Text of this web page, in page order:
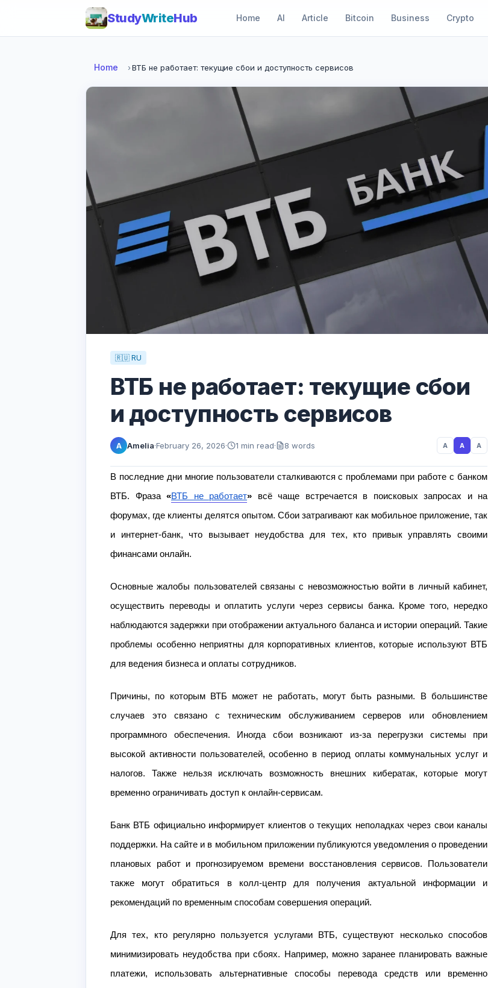
StudyWriteHub Home AI Article Bitcoin Business Crypto
Home ›ВТБ не работает: текущие сбои и доступность сервисов
🇷🇺 RU
ВТБ не работает: текущие сбои
и доступность сервисов
A Amelia·February 26, 2026· 1 min read· 8 words A A A
В последние дни многие пользователи сталкиваются с проблемами при работе с банком
ВТБ. Фраза «ВТБ не работает» всё чаще встречается в поисковых запросах и на
форумах, где клиенты делятся опытом. Сбои затрагивают как мобильное приложение, так
и интернет-банк, что вызывает неудобства для тех, кто привык управлять своими
финансами онлайн.
Основные жалобы пользователей связаны с невозможностью войти в личный кабинет,
осуществить переводы и оплатить услуги через сервисы банка. Кроме того, нередко
наблюдаются задержки при отображении актуального баланса и истории операций. Такие
проблемы особенно неприятны для корпоративных клиентов, которые используют ВТБ
для ведения бизнеса и оплаты сотрудников.
Причины, по которым ВТБ может не работать, могут быть разными. В большинстве
случаев это связано с техническим обслуживанием серверов или обновлением
программного обеспечения. Иногда сбои возникают из-за перегрузки системы при
высокой активности пользователей, особенно в период оплаты коммунальных услуг и
налогов. Также нельзя исключать возможность внешних кибератак, которые могут
временно ограничивать доступ к онлайн-сервисам.
Банк ВТБ официально информирует клиентов о текущих неполадках через свои каналы
поддержки. На сайте и в мобильном приложении публикуются уведомления о проведении
плановых работ и прогнозируемом времени восстановления сервисов. Пользователи
также могут обратиться в колл-центр для получения актуальной информации и
рекомендаций по временным способам совершения операций.
Для тех, кто регулярно пользуется услугами ВТБ, существуют несколько способов
минимизировать неудобства при сбоях. Например, можно заранее планировать важные
платежи, использовать альтернативные способы перевода средств или временно